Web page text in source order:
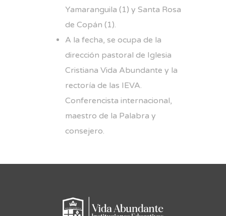
Yamaranguila (1) y Santa Rosa
de Copán (1).
A la fecha, se ocupa de la
dirección pastoral de Iglesia
Cristiana Vida Abundante y la
rectoría de las IEVA.
Conferencista internacional,
maestro de la Palabra y
consejero.